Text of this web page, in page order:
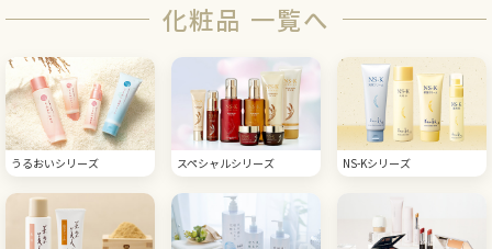
化粧品 一覧へ
うるおいシリーズ スペシャルシリーズ NS-Kシリーズ